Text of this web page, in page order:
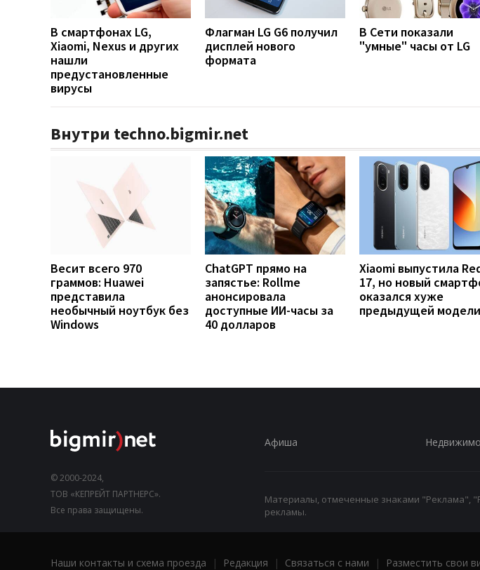
В смартфонах LG,
Xiaomi, Nexus и других
нашли
предустановленные
вирусы
Флагман LG G6 получил
дисплей нового
формата
В Сети показали
"умные" часы от LG
Внутри techno.bigmir.net
Весит всего 970
граммов: Huawei
представила
необычный ноутбук без
Windows
ChatGPT прямо на
запястье: Rollme
анонсировала
доступные ИИ-часы за
40 долларов
Xiaomi выпустила
17, но новый
оказался хуже
предыдущей модели
© 2000-2024,
ТОВ «КЕПРЕЙТ ПАРТНЕРС».
Все права защищены.
Афиша
Материалы, отмеченные знаками "Реклама",
рекламы.
Наши контакты и схема проезда | Редакция | Связаться с нами | Разместить свои